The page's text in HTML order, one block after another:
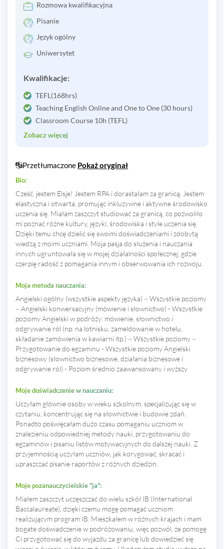
Rozmowa kwalifikacyjna
Pisanie
Język ogólny
Uniwersytet
Kwalifikacje:
TEFL(168hrs)
Teaching English Online and One to One (30 hours)
Classroom Course 10h (TEFL)
Zobacz więcej
Przetłumaczone Pokaż oryginał
Bio:
Cześć, jestem Elsje! Jestem RPA i dorastałam za granicą. Jestem
elastyczna i otwarta, promując inkluzywne i aktywne środowisko
uczenia się. Miałam zaszczyt studiować za granicą, co pozwoliło
mi poznać różne kultury, języki, środowiska i style uczenia się.
Dzięki temu chcę dzielić się swoimi doświadczeniami i zdobytą
wiedzą z moimi uczniami. Moja pasja do służenia i nauczania
innych ugruntowała się w mojej działalności społecznej, gdzie
czerpię radość z pomagania innym i obserwowania ich rozwoju.
Moja metoda nauczania:
Angielski ogólny (wszystkie aspekty języka) ~ Wszystkie poziomy
~ Angielski konwersacyjny (mówienie i słownictwo) - Wszystkie
poziomy Angielski w podróży: mówienie, słownictwo i
odgrywanie ról (np. na lotnisku, zameldowanie w hotelu,
składanie zamówienia w kawiarni itp.) ~ Wszystkie poziomy ~
Przygotowanie do egzaminu - Wszystkie poziomy Angielski
biznesowy (słownictwo biznesowe, działania biznesowe i
odgrywanie ról) - Poziom średnio zaawansowany i wyższy
Moje doświadczenie w nauczaniu:
Uczyłam głównie osoby w wieku szkolnym, specjalizując się w
czytaniu, koncentrując się na słownictwie i budowie zdań.
Ponadto poświęcałam dużo czasu pomaganiu uczniom w
znalezieniu odpowiedniej metody nauki, przygotowaniu do
egzaminów i pisaniu listów motywacyjnych do dalszej nauki. Z
przyjemnością uczyłam uczniów, jak korygować, skracać i
upraszczać pisanie raportów z różnych dziedzin.
Moje pozanauczycielskie "ja":
Miałem zaszczyt uczęszczać do wielu szkół IB (International
Baccalaureate), dzięki czemu mogę pomagać uczniom
realizującym program IB. Mieszkałem w różnych krajach i mam
bogate doświadczenie w podróżowaniu, więc pozwól, że pomogę
Ci przygotować się do wyjazdu za granicę lub dowiedzieć się